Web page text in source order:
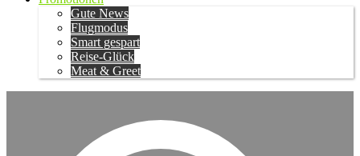
Gute News
Flugmodus
Smart gespart
Reise-Glück
Meat & Greet